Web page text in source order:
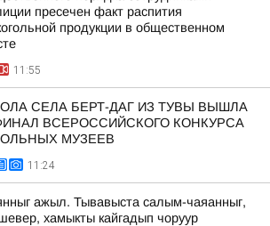
пресечен факт распития
продукции в общественном
11:55
СЕЛА БЕРТ-ДАГ ИЗ ТУВЫ ВЫШЛА
ВСЕРОССИЙСКОГО КОНКУРСА
МУЗЕЕВ
11:24
ажыл. Тывавыста салым-чаяанныг,
хамыкты кайгадып чоруур